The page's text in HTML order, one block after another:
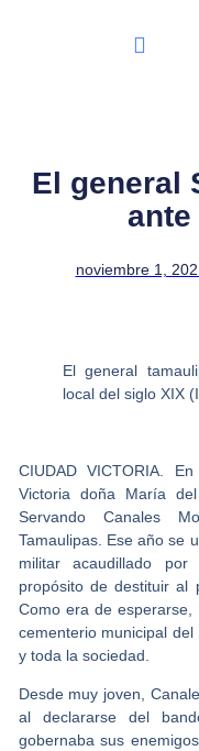
El general
noviembre 1,
El general
local del siglo XIX
CIUDAD VICTORIA.
Victoria doña María
Servando Canales
Tamaulipas. Ese año se
militar acaudillado
propósito de destituir al
Como era de
cementerio municipal
y toda la sociedad.
Desde muy joven,
al declararse del
gobernaba sus